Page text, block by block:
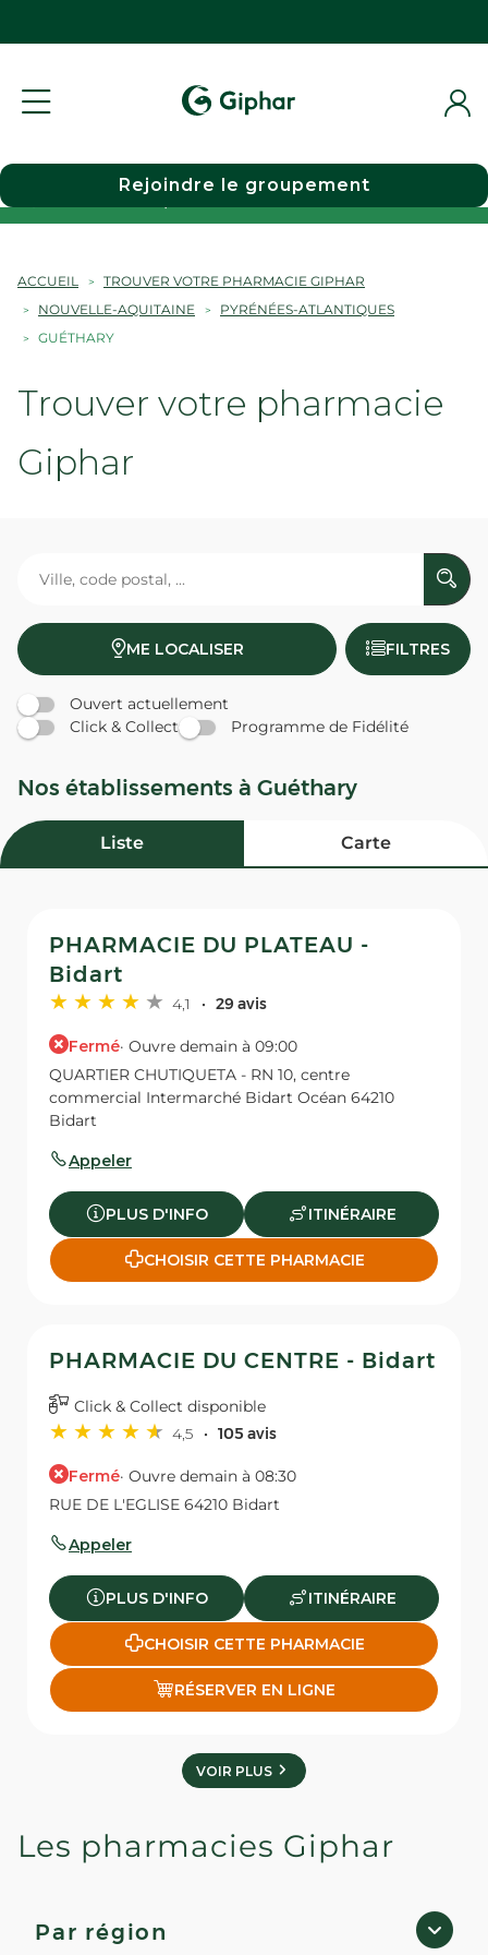
Choisir une pharmacie
Rejoindre le groupement
ACCUEIL
TROUVER VOTRE PHARMACIE GIPHAR
NOUVELLE-AQUITAINE
PYRÉNÉES-ATLANTIQUES
GUÉTHARY
Trouver votre pharmacie
Giphar
ME LOCALISER FILTRES
Ouvert actuellement
Click & Collect
Programme de Fidélité
Nos établissements à Guéthary
Liste Carte
PHARMACIE DU PLATEAU -
Bidart
4,1 29 avis
Fermé· Ouvre demain à 09:00
QUARTIER CHUTIQUETA - RN 10, centre
commercial Intermarché Bidart Océan 64210
Bidart
Appeler
PLUS D'INFO ITINÉRAIRE
CHOISIR CETTE PHARMACIE
PHARMACIE DU CENTRE - Bidart
Click & Collect disponible
4,5
105 avis
Fermé· Ouvre demain à 08:30
RUE DE L'EGLISE 64210 Bidart
Appeler
PLUS D'INFO ITINÉRAIRE
CHOISIR CETTE PHARMACIE
RÉSERVER EN LIGNE
VOIR PLUS
Les pharmacies Giphar
Par région